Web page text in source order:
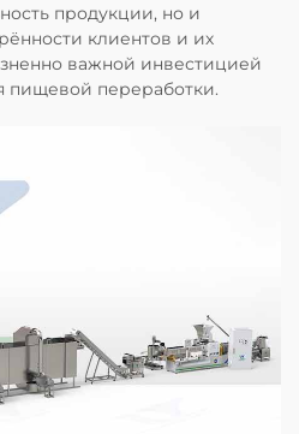
продукции, но и
клиентов и их
важной инвестицией
пищевой переработки.